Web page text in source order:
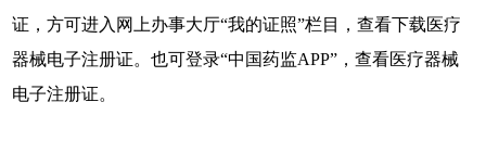
证，方可进入网上办事大厅“我的证照”栏目，查看下载医疗
器械电子注册证。也可登录“中国药监APP”，查看医疗器械
电子注册证。